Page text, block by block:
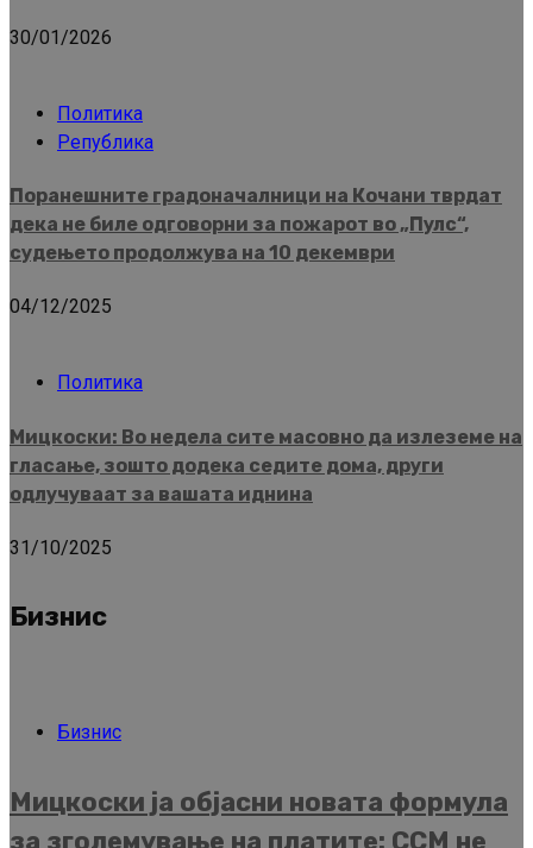
30/01/2026
Политика
Република
Поранешните градоначалници на Кочани тврдат
дека не биле одговорни за пожарот во „Пулс“,
судењето продолжува на 10 декември
04/12/2025
Политика
Мицкоски: Во недела сите масовно да излеземе на
гласање, зошто додека седите дома, други
одлучуваат за вашата иднина
31/10/2025
Бизнис
Бизнис
Мицкоски ја објасни новата формула
за зголемување на платите: ССМ не